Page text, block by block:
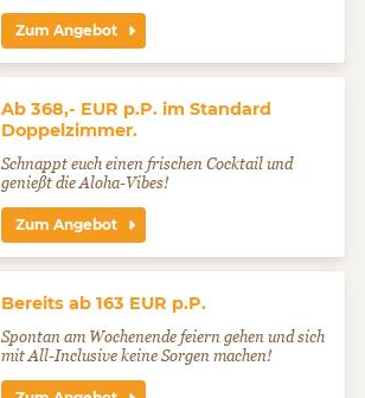
Zum Angebot
Ab 368,- EUR p.P. im Standard
Doppelzimmer.
Schnappt euch einen frischen Cocktail und
genießt die Aloha-Vibes!
Zum Angebot
Bereits ab 163 EUR p.P.
Spontan am Wochenende feiern gehen und sich
mit All-Inclusive keine Sorgen machen!